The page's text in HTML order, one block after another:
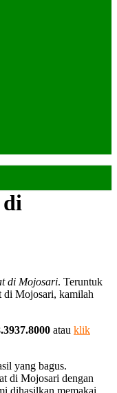
di Mojosari. Teruntuk
di Mojosari, kamilah
atau klik
yang bagus.
di Mojosari dengan
dihasilkan memakai